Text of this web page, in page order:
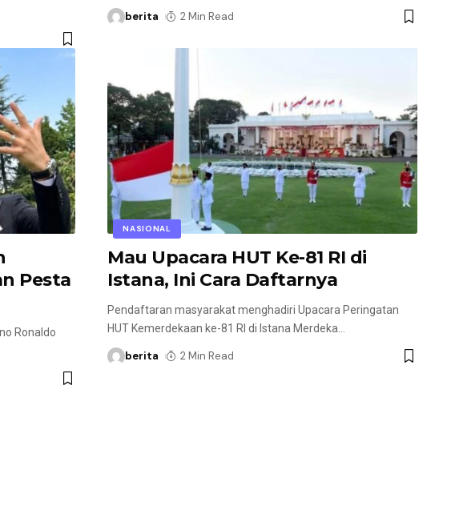
berita 2 Min Read
Pesta
Ronaldo
NASIONAL
Mau Upacara HUT Ke-81 RI di
Istana, Ini Cara Daftarnya
Pendaftaran masyarakat menghadiri Upacara Peringatan
HUT Kemerdekaan ke-81 RI di Istana Merdeka
berita 2 Min Read